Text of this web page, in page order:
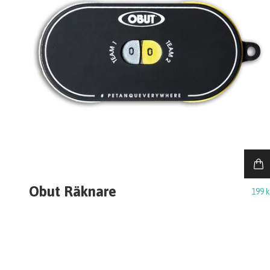
Obut Räknare 199